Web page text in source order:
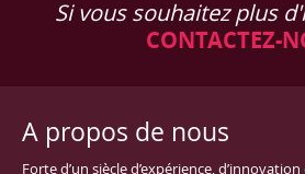
Si vous souhaitez plus
CONTACTEZ-
A propos de nous
Forte d’un siècle d’expérience,